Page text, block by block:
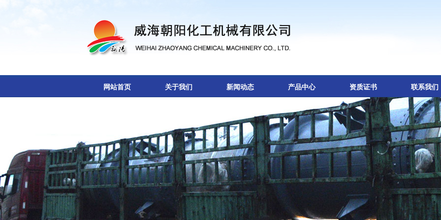
网站首页 关于我们 新闻动态 产品中心 资质证书 联系我们